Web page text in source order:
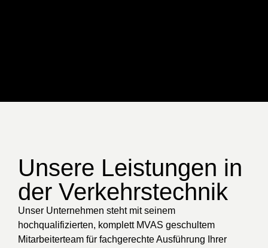
Unsere Leistungen in
der Verkehrstechnik
Unser Unternehmen steht mit seinem
hochqualifizierten, komplett MVAS geschultem
Mitarbeiterteam für fachgerechte Ausführung Ihrer